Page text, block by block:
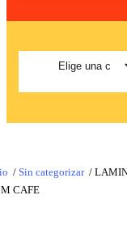
/ Sin categorizar /
CAFE